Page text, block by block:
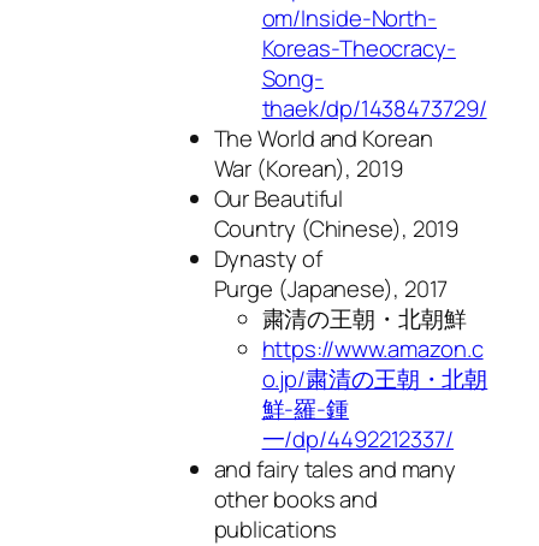
om/Inside-North-
Koreas-Theocracy-
Song-
thaek/dp/1438473729/
The World and Korean
War (Korean), 2019
Our Beautiful
Country (Chinese), 2019
Dynasty of
Purge (Japanese), 2017
粛清の王朝・北朝鮮
https://www.amazon.c
o.jp/粛清の王朝・北朝
鮮-羅-鍾
一/dp/4492212337/
and fairy tales and many
other books and
publications